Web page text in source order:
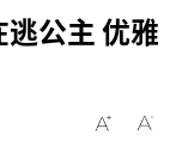
公主 优雅